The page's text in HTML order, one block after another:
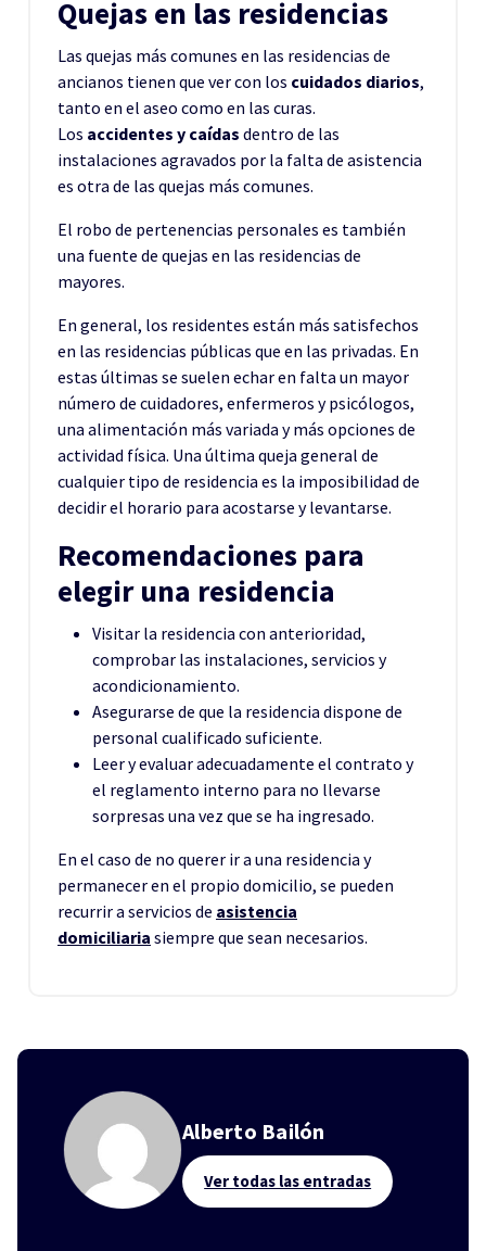
Quejas en las residencias
Las quejas más comunes en las residencias de
ancianos tienen que ver con los cuidados diarios,
tanto en el aseo como en las curas.
Los accidentes y caídas dentro de las
instalaciones agravados por la falta de asistencia
es otra de las quejas más comunes.
El robo de pertenencias personales es también
una fuente de quejas en las residencias de
mayores.
En general, los residentes están más satisfechos
en las residencias públicas que en las privadas. En
estas últimas se suelen echar en falta un mayor
número de cuidadores, enfermeros y psicólogos,
una alimentación más variada y más opciones de
actividad física. Una última queja general de
cualquier tipo de residencia es la imposibilidad de
decidir el horario para acostarse y levantarse.
Recomendaciones para
elegir una residencia
Visitar la residencia con anterioridad,
comprobar las instalaciones, servicios y
acondicionamiento.
Asegurarse de que la residencia dispone de
personal cualificado suficiente.
Leer y evaluar adecuadamente el contrato y
el reglamento interno para no llevarse
sorpresas una vez que se ha ingresado.
En el caso de no querer ir a una residencia y
permanecer en el propio domicilio, se pueden
recurrir a servicios de asistencia
domiciliaria siempre que sean necesarios.
Alberto Bailón
Ver todas las entradas